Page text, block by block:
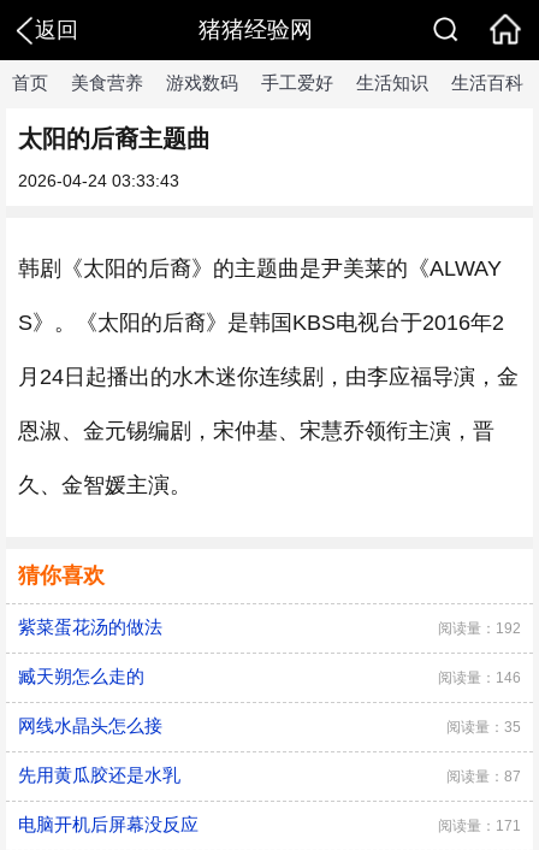
返回 猪猪经验网
首页 美食营养 游戏数码 手工爱好 生活知识 生活百科
太阳的后裔主题曲
2026-04-24 03:33:43
韩剧《太阳的后裔》的主题曲是尹美莱的《ALWAY
S》。《太阳的后裔》是韩国KBS电视台于2016年2
月24日起播出的水木迷你连续剧，由李应福导演，金
恩淑、金元锡编剧，宋仲基、宋慧乔领衔主演，晋
久、金智媛主演。
猜你喜欢
紫菜蛋花汤的做法 阅读量：192
臧天朔怎么走的 阅读量：146
网线水晶头怎么接 阅读量：35
先用黄瓜胶还是水乳 阅读量：87
电脑开机后屏幕没反应 阅读量：171